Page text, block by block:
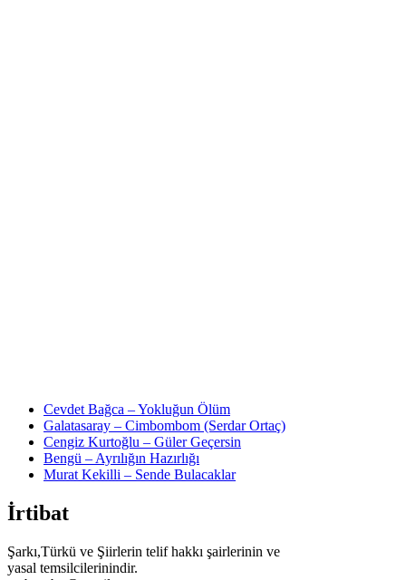
Cevdet Bağca – Yokluğun Ölüm
Galatasaray – Cimbombom (Serdar Ortaç)
Cengiz Kurtoğlu – Güler Geçersin
Bengü – Ayrılığın Hazırlığı
Murat Kekilli – Sende Bulacaklar
İrtibat
Şarkı,Türkü ve Şiirlerin telif hakkı şairlerinin ve
yasal temsilcilerinindir.